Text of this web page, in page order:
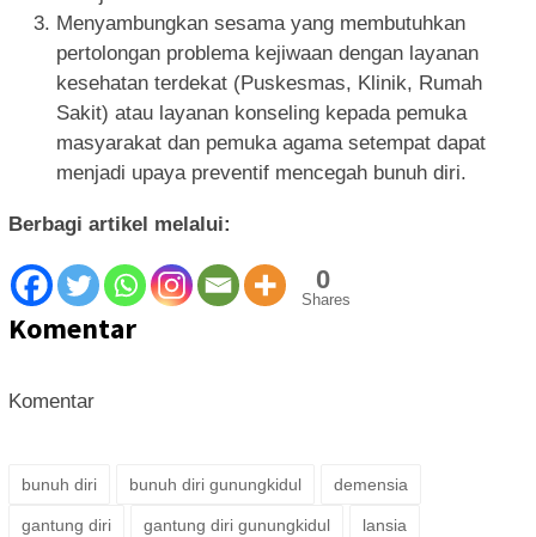
Menyambungkan sesama yang membutuhkan
pertolongan problema kejiwaan dengan layanan
kesehatan terdekat (Puskesmas, Klinik, Rumah
Sakit) atau layanan konseling kepada pemuka
masyarakat dan pemuka agama setempat dapat
menjadi upaya preventif mencegah bunuh diri.
Berbagi artikel melalui:
0
Shares
Komentar
Komentar
bunuh diri bunuh diri gunungkidul demensia
gantung diri gantung diri gunungkidul lansia